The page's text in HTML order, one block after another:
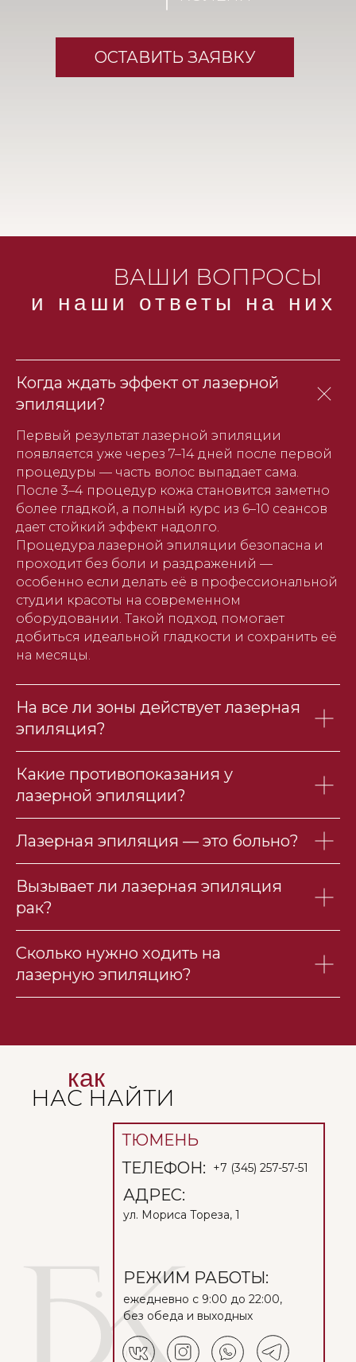
ОСТАВИТЬ ЗАЯВКУ
и наши ответы на них
ВАШИ ВОПРОСЫ
обострении хронических заболеваний.
воздействию лазера.
Когда ждать эффект от лазерной
эпиляции?
Первый результат лазерной эпиляции
появляется уже через 7–14 дней после первой
процедуры — часть волос выпадает сама.
После 3–4 процедур кожа становится заметно
более гладкой, а полный курс из 6–10 сеансов
дает стойкий эффект надолго.
Процедура лазерной эпиляции безопасна и
проходит без боли и раздражений —
особенно если делать её в профессиональной
студии красоты на современном
оборудовании. Такой подход помогает
добиться идеальной гладкости и сохранить её
на месяцы.
На все ли зоны действует лазерная
эпиляция?
Какие противопоказания у
лазерной эпиляции?
Лазерная эпиляция — это больно?
Вызывает ли лазерная эпиляция
рак?
Сколько нужно ходить на
лазерную эпиляцию?
как
НАС НАЙТИ
РЕЖИМ РАБОТЫ:
АДРЕС:
ТЕЛЕФОН:
ТЮМЕНЬ
ежедневно с 9:00 до 22:00,
без обеда и выходных
ул. Мориса Тореза, 1
+7 (345) 257-57-51